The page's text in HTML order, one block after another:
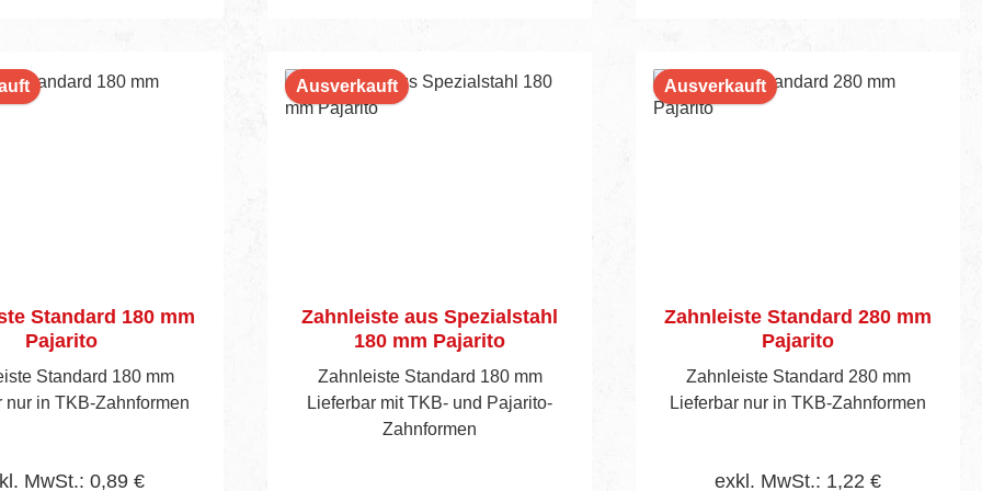
Zubehör wie
und Spachtelkelle – für
Kleiner
Maße: 85 × 36 × 13
Black – 30 × 9 cm 1×
Pajaquick Black –
Standard 180 mm
Pajarito
Standard 180 mm
nur in TKB-Zahnformen
MwSt.: 0,89 €
Ausverkauft
Zahnleiste aus Spezialstahl
180 mm Pajarito
Zahnleiste Standard 180 mm
Lieferbar mit TKB- und Pajarito-
Zahnformen
Ausverkauft
Zahnleiste Standard 280 mm
Pajarito
Zahnleiste Standard 280 mm
Lieferbar nur in TKB-Zahnformen
exkl. MwSt.: 1,22 €